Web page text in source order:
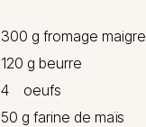
300 g fromage maigre
120 g beurre
4 oeufs
50 g farine de maïs